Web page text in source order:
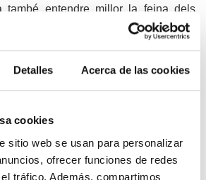
Detalles Acerca de las cookies
cookies
sitio web se usan para personalizar
ofrecer funciones de redes
tráfico. Además, compartimos
també entendre millor la feina dels
que han estat al llarg dels segles
d’un coneixement que avui el
el territori
de Veïns del Serrallo, la
de Tarragona i altres entitats del
d’Agricultura, Ramaderia i